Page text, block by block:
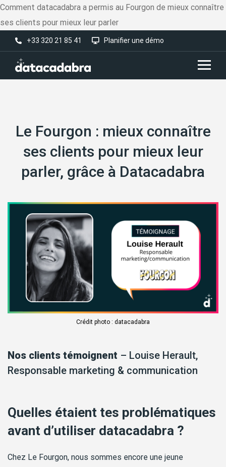
Comment datacadabra a permis au Fourgon de mieux connaître
ses clients pour mieux leur parler
+33 320 21 85 41 Planifier une démo
Le Fourgon : mieux connaître
ses clients pour mieux leur
parler, grâce à Datacadabra
Crédit photo : datacadabra
Nos clients témoignent – Louise Herault,
Responsable marketing & communication
Quelles étaient tes problématiques
avant d’utiliser datacadabra ?
Chez Le Fourgon, nous sommes encore une jeune